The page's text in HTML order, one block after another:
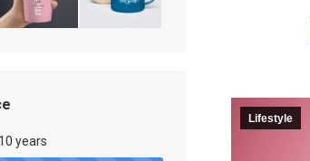
Lifestyle
years